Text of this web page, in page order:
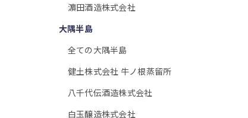
濵田酒造株式会社
大隅半島
全ての大隅半島
健土株式会社 牛ノ根蒸留所
八千代伝酒造株式会社
白玉醸造株式会社